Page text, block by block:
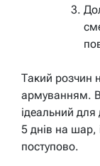
Такий розчин
армуванням.
ідеальний
5 днів на шар,
поступово.